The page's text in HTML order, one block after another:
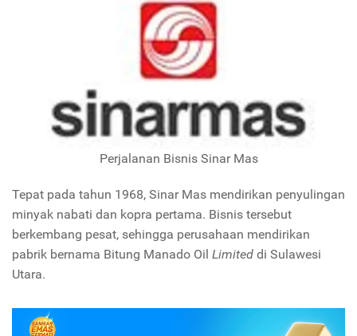
Perjalanan Bisnis Sinar Mas
Tepat pada tahun 1968, Sinar Mas mendirikan penyulingan
minyak nabati dan kopra pertama. Bisnis tersebut
berkembang pesat, sehingga perusahaan mendirikan
pabrik bernama Bitung Manado Oil Limited di Sulawesi
Utara.